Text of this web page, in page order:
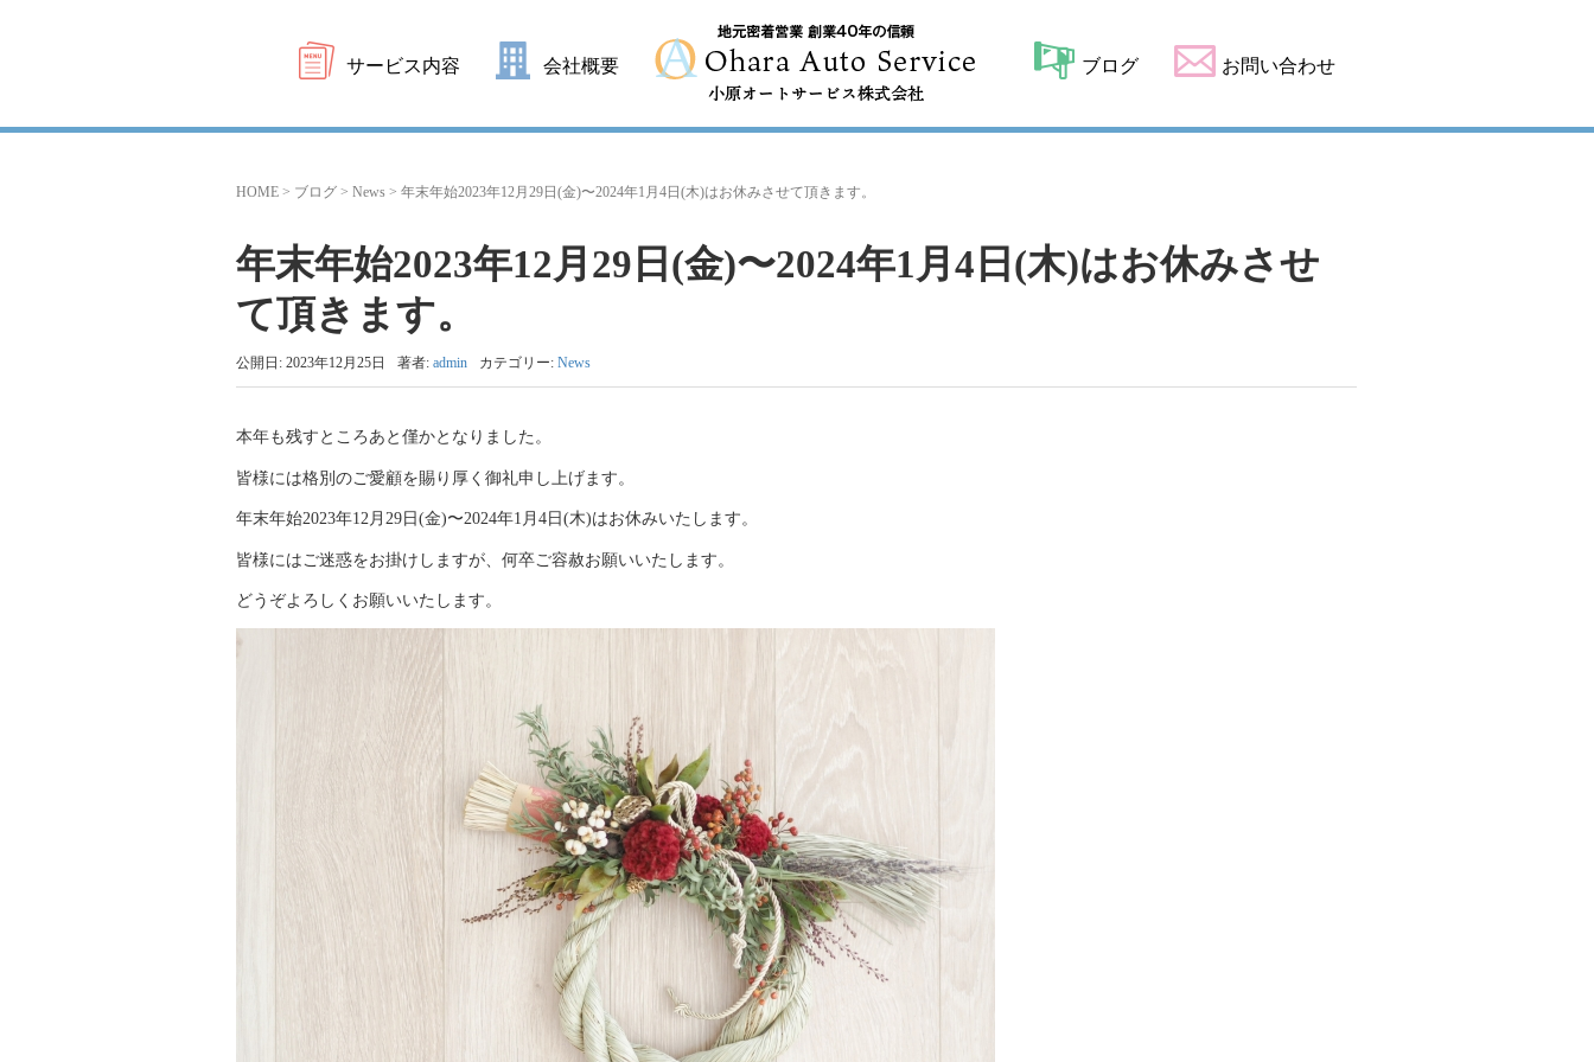
サービス内容 会社概要 ブログ お問い合わせ
HOME > ブログ >News >年末年始2023年12月29日(金)〜2024年1月4日(木)はお休みさせて頂きます。
年末年始2023年12月29日(金)〜2024年1月4日(木)はお休みさせ
て頂きます。
公開日: 2023年12月25日 著者:admin カテゴリー:News
本年も残すところあと僅かとなりました。
皆様には格別のご愛顧を賜り厚く御礼申し上げます。
年末年始2023年12月29日(金)〜2024年1月4日(木)はお休みいたします。
皆様にはご迷惑をお掛けしますが、何卒ご容赦お願いいたします。
どうぞよろしくお願いいたします。